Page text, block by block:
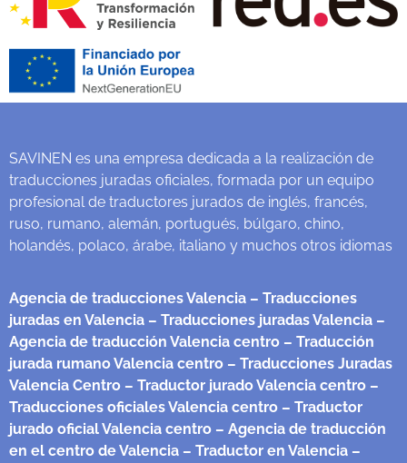
SAVINEN es una empresa dedicada a la realización de
traducciones juradas oficiales, formada por un equipo
profesional de traductores jurados de inglés, francés,
ruso, rumano, alemán, portugués, búlgaro, chino,
holandés, polaco, árabe, italiano y muchos otros idiomas
Agencia de traducciones Valencia – Traducciones
juradas en Valencia – Traducciones juradas Valencia –
Agencia de traducción Valencia centro – Traducción
jurada rumano Valencia centro – Traducciones Juradas
Valencia Centro – Traductor jurado Valencia centro –
Traducciones oficiales Valencia centro – Traductor
jurado oficial Valencia centro – Agencia de traducción
en el centro de Valencia – Traductor en Valencia –